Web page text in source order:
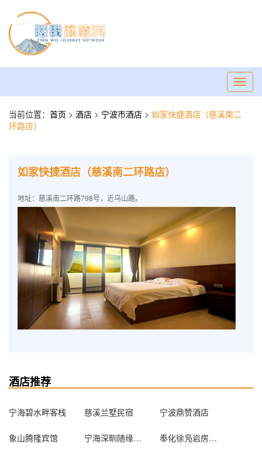
当前位置： 首页 > 酒店 > 宁波市酒店 > 如家快捷酒店（慈溪南二
环路店）
如家快捷酒店（慈溪南二环路店）
地址：慈溪南二环路798号，近乌山路。
酒店推荐
宁海碧水畔客栈 慈溪兰墅民宿 宁波鼎赞酒店
象山腾隆宾馆 宁海深甽随缘宾馆 奉化徐凫岩房车度假露营地